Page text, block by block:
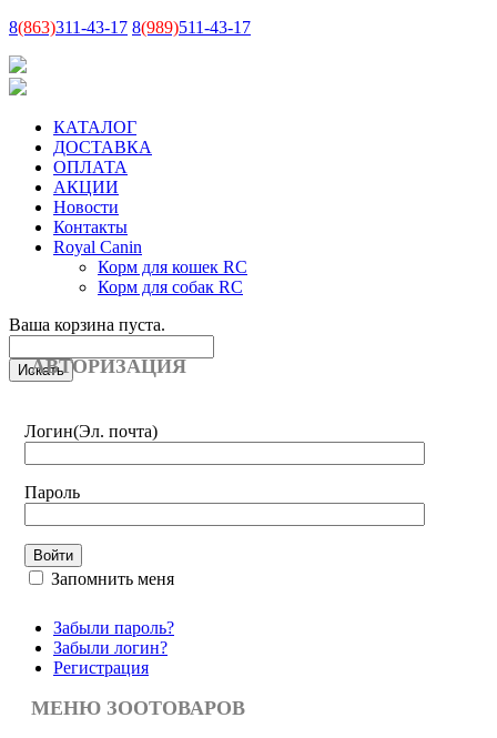
8(863)311-43-17 8(989)511-43-17
КАТАЛОГ
ДОСТАВКА
ОПЛАТА
АКЦИИ
Новости
Контакты
Royal Canin
Корм для кошек RC
Корм для собак RC
Ваша корзина пуста.
АВТОРИЗАЦИЯ
Логин(Эл. почта)
Пароль
Запомнить меня
Забыли пароль?
Забыли логин?
Регистрация
МЕНЮ ЗООТОВАРОВ